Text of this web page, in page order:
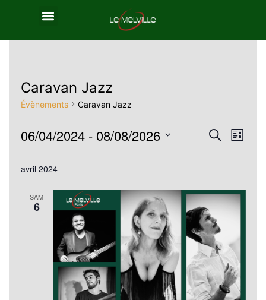
Caravan Jazz
Évènements Caravan Jazz
de
vues
Recherche
Liste
06/04/2024 - 08/08/2026
une
avril 2024
SAM
6